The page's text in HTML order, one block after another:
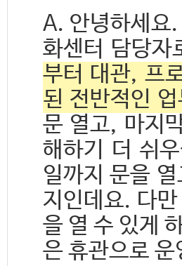
A. 안녕하세요
화센터 담당
부터 대관, 프
된 전반적인
문 열고, 마지
해하기 더 쉬
일까지 문을
지인데요. 다
을 열 수 있게
은 휴관으로